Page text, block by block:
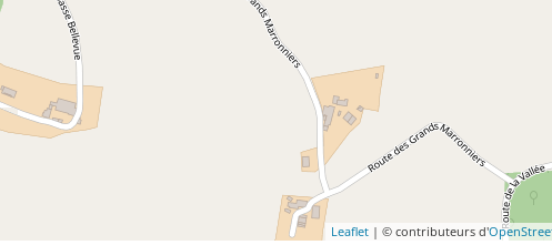
Leaflet | © contributeurs d'